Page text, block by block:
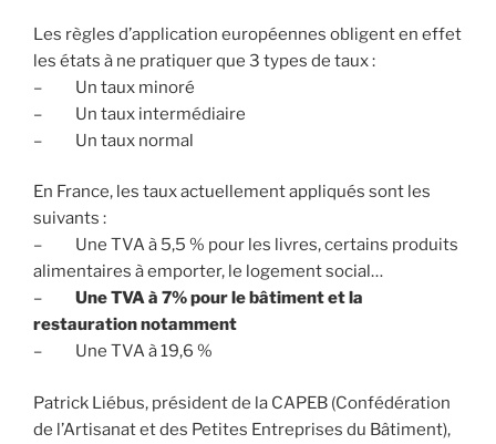
Les règles d’application européennes obligent en effet
les états à ne pratiquer que 3 types de taux :
– Un taux minoré
– Un taux intermédiaire
– Un taux normal
En France, les taux actuellement appliqués sont les
suivants :
– Une TVA à 5,5 % pour les livres, certains produits
alimentaires à emporter, le logement social…
– Une TVA à 7% pour le bâtiment et la
restauration notamment
– Une TVA à 19,6 %
Patrick Liébus, président de la CAPEB (Confédération
de l’Artisanat et des Petites Entreprises du Bâtiment),